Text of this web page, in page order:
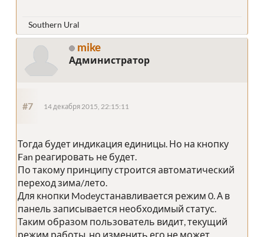
Southern Ural
mike
Администратор
#7 14 декабря 2015, 22:15:11
Тогда будет индикация единицы. Но на кнопку
Fan реагировать не будет.
По такому принципу строится автоматический
переход зима/лето.
Для кнопки Modeустанавливается режим 0. А в
панель записывается необходимый статус.
Таким образом пользователь видит, текущий
режим работы, но изменить его не может.